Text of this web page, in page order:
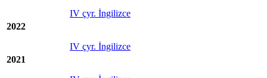
IV çyr. İngilizce
2022
IV çyr. İngilizce
2021